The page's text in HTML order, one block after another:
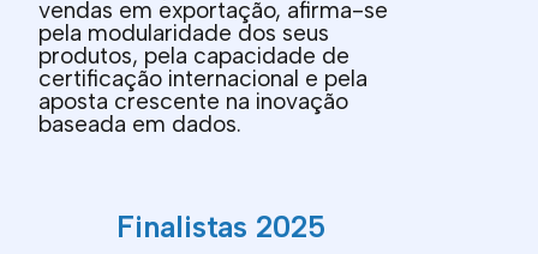
vendas em exportação, afirma-se
pela modularidade dos seus
produtos, pela capacidade de
certificação internacional e pela
aposta crescente na inovação
baseada em dados.
Finalistas 2025